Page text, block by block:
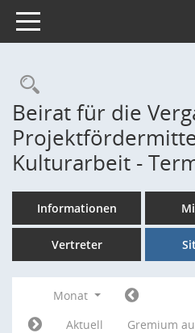
Toggle navigation
Rechercheauswahl
Beirat für die
Kulturarbeit -
Informationen
Vertreter
Monat
Aktuell
Gremium